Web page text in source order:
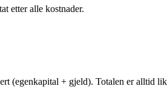
etter alle kostnader.
(egenkapital + gjeld). Totalen er alltid